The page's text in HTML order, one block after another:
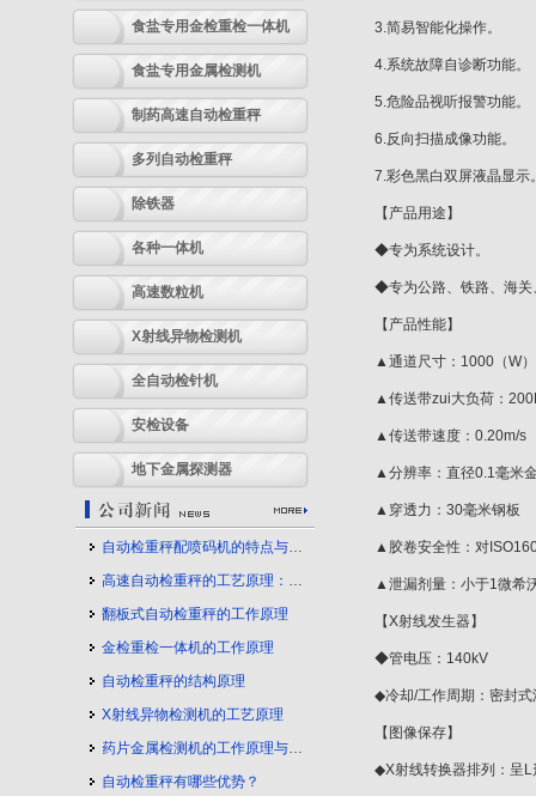
食盐专用金检重检一体机
食盐专用金属检测机
制药高速自动检重秤
多列自动检重秤
除铁器
各种一体机
高速数粒机
X射线异物检测机
全自动检针机
安检设备
地下金属探测器
自动检重秤配喷码机的特点与应用
高速自动检重秤的工艺原理：守护产品质量的幕后力量
翻板式自动检重秤的工作原理
金检重检一体机的工作原理
自动检重秤的结构原理
X射线异物检测机的工艺原理
药片金属检测机的工作原理与工艺流程
自动检重秤有哪些优势？
3.简易智能化操作。
4.系统故障自诊断功能。
5.危险品视听报警功能。
6.反向扫描成像功能。
7.彩色黑白双屏液晶显示
【产品用途】
◆专为系统设计。
◆专为公路、铁路、海关
【产品性能】
▲通道尺寸：1000（W
▲传送带zui大负荷：
▲传送带速度：0.20m/s
▲分辨率：直径0.1毫米
▲穿透力：30毫米钢板
▲胶卷安全性：对
▲泄漏剂量：小于1微希
【X射线发生器】
◆管电压：140kV
◆冷却/工作周期：密封式
【图像保存】
◆X射线转换器排列：呈